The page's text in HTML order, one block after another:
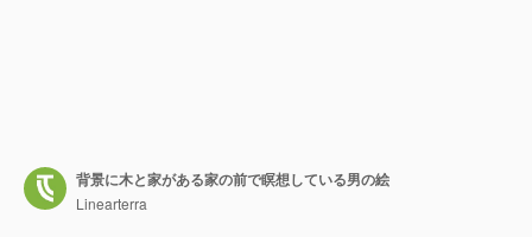
背景に木と家がある家の前で瞑想している男の絵
Linearterra